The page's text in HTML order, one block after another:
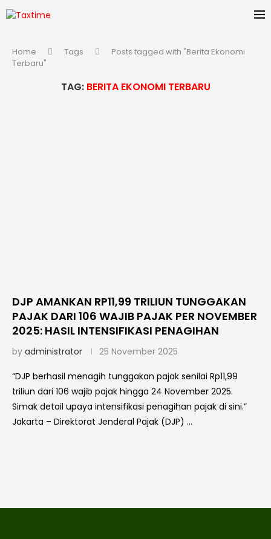
Home Tags
Posts tagged with "Berita Ekonomi
Terbaru"
TAG: BERITA EKONOMI TERBARU
DJP AMANKAN RP11,99 TRILIUN TUNGGAKAN
PAJAK DARI 106 WAJIB PAJAK PER NOVEMBER
2025: HASIL INTENSIFIKASI PENAGIHAN
by administrator 25 November 2025
“DJP berhasil menagih tunggakan pajak senilai Rp11,99
triliun dari 106 wajib pajak hingga 24 November 2025.
Simak detail upaya intensifikasi penagihan pajak di sini.”
Jakarta – Direktorat Jenderal Pajak (DJP) …